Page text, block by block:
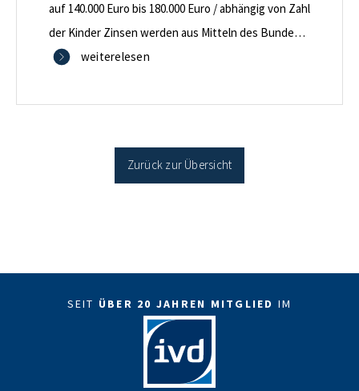
auf 140.000 Euro bis 180.000 Euro / abhängig von Zahl
der Kinder Zinsen werden aus Mitteln des Bundes
verbilligt: Heutiger Zins bei 0,53 Prozent effektiv bei
Antragstellende verpflichten sich zu energetischer
Sanierung in Einzelmaßnahmen […]
weiterelesen
Zurück zur Übersicht
SEIT ÜBER 20 JAHREN MITGLIED IM